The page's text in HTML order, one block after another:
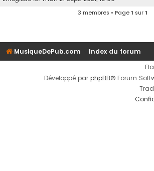
3 membres • Page1 sur1
MusiqueDePub.com
Index du forum
Développé par phpBB® Forum